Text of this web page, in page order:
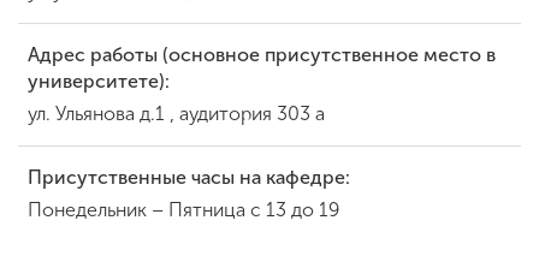
Адрес работы (основное присутственное место в
университете):
ул. Ульянова д.1 , аудитория 303 а
Присутственные часы на кафедре:
Понедельник – Пятница с 13 до 19